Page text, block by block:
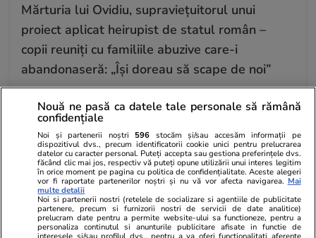
Mărturia lui Ovidiu, supraviețuitorul unui
proiect aplicat heirupist de statul român –
copii reuniți cu familiile abuzive care-i
abandonaseră: „Își doreau să scape de noi”
Bani și Afaceri 15 iul.
Economiștii estimează că România își va
menține ratingul de țară, dar statul va fi în
continuare tot fără bani. „Am taxat săracii ca
să menținem o nomenclatură”
Nouă ne pasă ca datele tale personale să rămână
confidențiale
Noi și partenerii noștri 596 stocăm și/sau accesăm informații pe
dispozitivul dvs., precum identificatorii cookie unici pentru prelucrarea
datelor cu caracter personal. Puteți accepta sau gestiona preferințele dvs.
făcând clic mai jos, respectiv vă puteți opune utilizării unui interes legitim
în orice moment pe pagina cu politica de confidențialitate. Aceste alegeri
vor fi raportate partenerilor noștri și nu vă vor afecta navigarea. Mai
multe detalii
Noi si partenerii nostri (retelele de socializare si agentiile de publicitate
partenere, precum si furnizorii nostri de servicii de date analitice)
prelucram date pentru a permite website-ului sa functioneze, pentru a
personaliza continutul si anunturile publicitare afisate in functie de